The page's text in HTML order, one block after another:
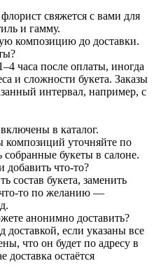
свяжется с вами для
и гамму.
композицию до доставки.
часа после оплаты, иногда
и сложности букета. Заказы
интервал, например, с
в каталог.
композиций уточняйте по
собранные букеты в салоне.
добавить что-то?
состав букета, заменить
то по желанию —
анонимно доставить?
если указаны все
что он будет по адресу в
доставка остаётся